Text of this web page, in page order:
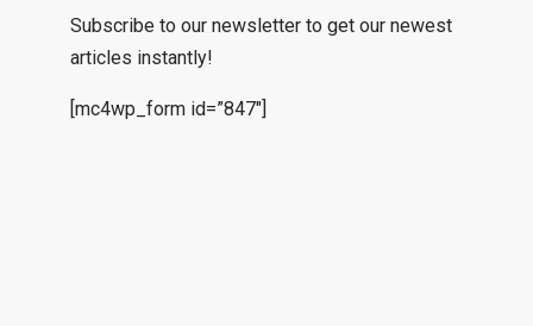
Subscribe to our newsletter to get our newest
articles instantly!
[mc4wp_form id=”847″]